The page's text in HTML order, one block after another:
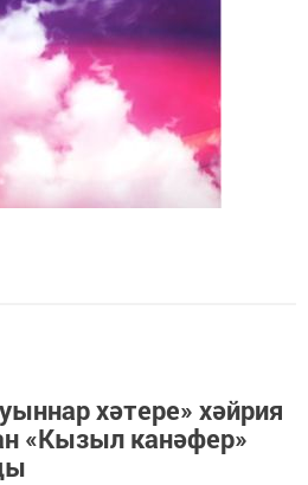
хәтере» хәйрия
«Кызыл канәфер»